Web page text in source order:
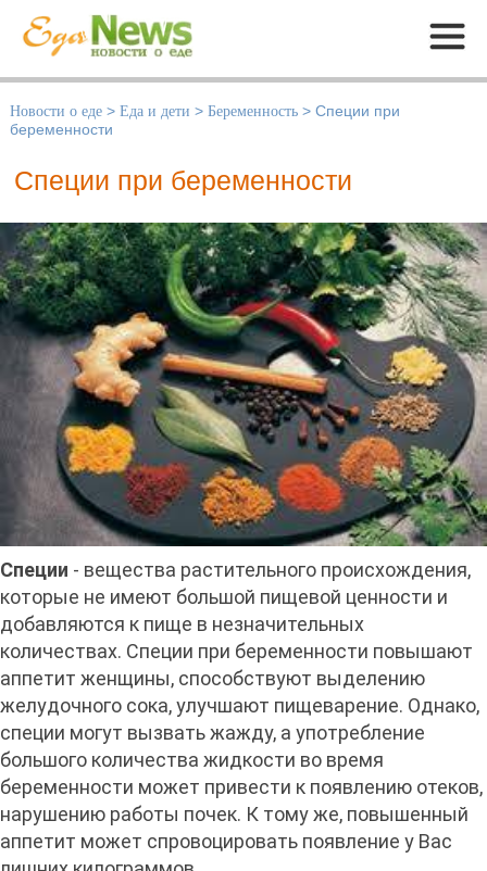
Меню
Новости о еде > Еда и дети > Беременность > Специи при
беременности
Специи при беременности
Специи - вещества растительного происхождения,
которые не имеют большой пищевой ценности и
добавляются к пище в незначительных
количествах. Специи при беременности повышают
аппетит женщины, способствуют выделению
желудочного сока, улучшают пищеварение. Однако,
специи могут вызвать жажду, а употребление
большого количества жидкости во время
беременности может привести к появлению отеков,
нарушению работы почек. К тому же, повышенный
аппетит может спровоцировать появление у Вас